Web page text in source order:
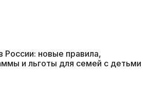
России: новые правила,
и льготы для семей с детьми